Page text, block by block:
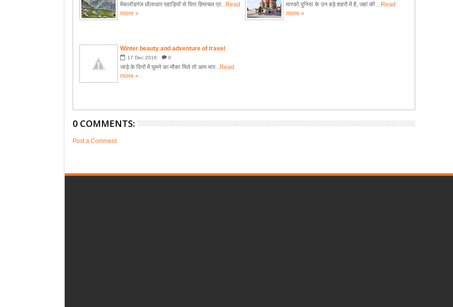
मैकलॉडगंज धौलाधार पहाड़ियों से घिरा हिमाचल प्र...Read
more »
मास्को दुनिया के उन बड़े शहरों में है, जहां की ...Read
more »
Winter beauty and adventure of travel
17 Dec 2016 0
जाड़े के दिनों में घूमने का मौका मिले तो आम भार...Read
more »
0 COMMENTS:
Post a Comment